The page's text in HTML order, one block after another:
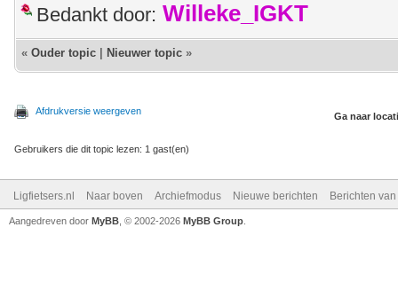
Bedankt door: Willeke_IGKT
« Ouder topic Nieuwer topic »
Afdrukversie weergeven Ga naar
Gebruikers die dit topic lezen: 1 gast(en)
Ligfietsers.nl Naar boven Archiefmodus Nieuwe berichten Berichten
Aangedreven door MyBB , © 2002-2026 MyBB Group